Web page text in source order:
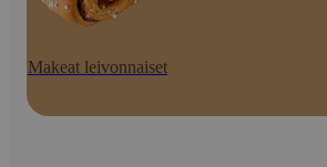
Makeat leivonnaiset